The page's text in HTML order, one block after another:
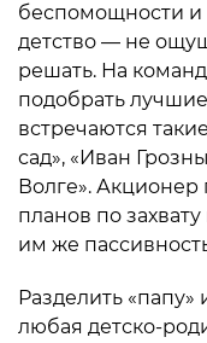
беспомощности и
детство — не
решать. На
подобрать
встречаются
сад», «Иван
Волге».
планов по
им же
Разделить
любая детско-